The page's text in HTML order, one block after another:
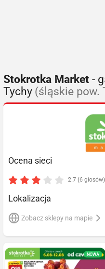
Stokrotka Market -
Tychy (śląskie pow.
Ocena sieci
2.7 (6 głosów)
Lokalizacja
Zobacz sklepy na mapie
NOWA